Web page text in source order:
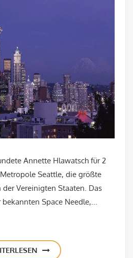
Annette Hlawatsch für 2
Seattle, die größte
Vereinigten Staaten. Das
Space Needle,...